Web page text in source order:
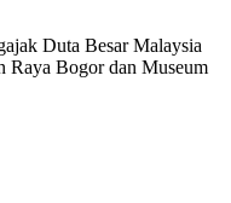
Duta Besar Malaysia
Raya Bogor dan Museum